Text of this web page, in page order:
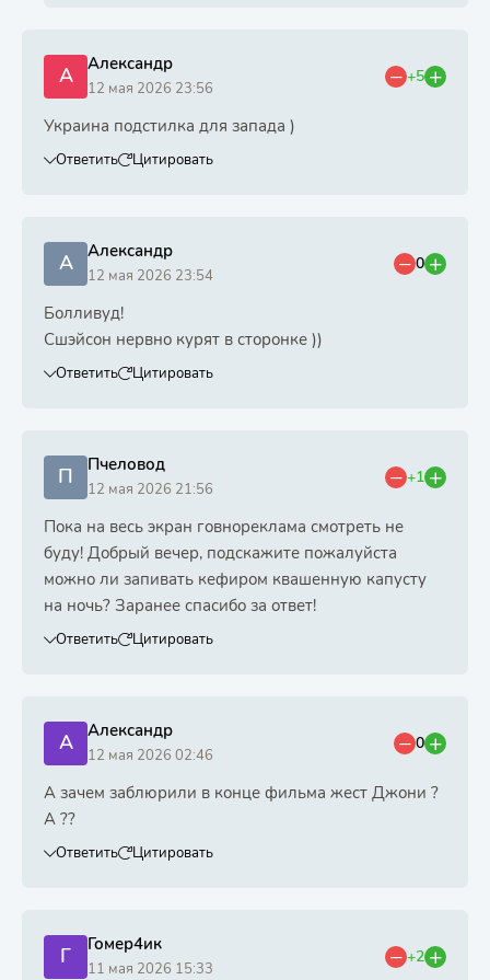
А Александр
12 мая 2026 23:56
+5
Украина подстилка для запада )
Ответить Цитировать
А Александр
12 мая 2026 23:54
0
Болливуд!
Сшэйсон нервно курят в сторонке ))
Ответить Цитировать
П Пчеловод
12 мая 2026 21:56
+1
Пока на весь экран говнореклама смотреть не
буду! Добрый вечер, подскажите пожалуйста
можно ли запивать кефиром квашенную капусту
на ночь? Заранее спасибо за ответ!
Ответить Цитировать
А Александр
12 мая 2026 02:46
0
А зачем заблюрили в конце фильма жест Джони ?
А ??
Ответить Цитировать
Г Гомер4ик
11 мая 2026 15:33
+2